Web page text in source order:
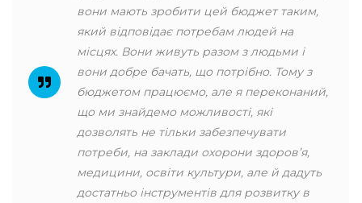
вони мають зробити цей бюджет таким,
який відповідає потребам людей на
місцях. Вони живуть разом з людьми і
вони добре бачать, що потрібно. Тому з
бюджетом працюємо, але я переконаний,
що ми знайдемо можливості, які
дозволять не тільки забезпечувати
потреби, на заклади охорони здоров’я,
медицини, освіти культури, але й дадуть
достатньо інструментів для розвитку в